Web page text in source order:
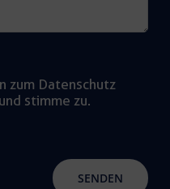
zum Datenschutz
stimme zu.
SENDEN